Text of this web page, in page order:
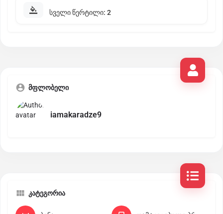
სველი წერტილი: 2
მფლობელი
iamakaradze9
კატეგორია